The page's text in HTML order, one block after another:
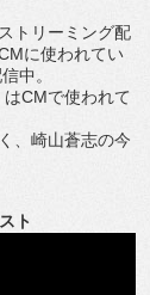
トリーミング配
に使われてい
中。
CMで使われて
、崎山蒼志の今
ト